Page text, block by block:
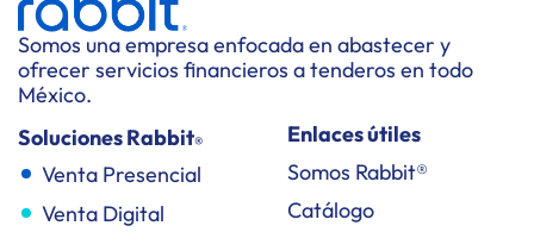
Somos una empresa enfocada en abastecer y
ofrecer servicios financieros a tenderos en todo
México.
Soluciones Rabbit®
Venta Presencial
Venta Digital
Enlaces útiles
Somos Rabbit®
Catálogo